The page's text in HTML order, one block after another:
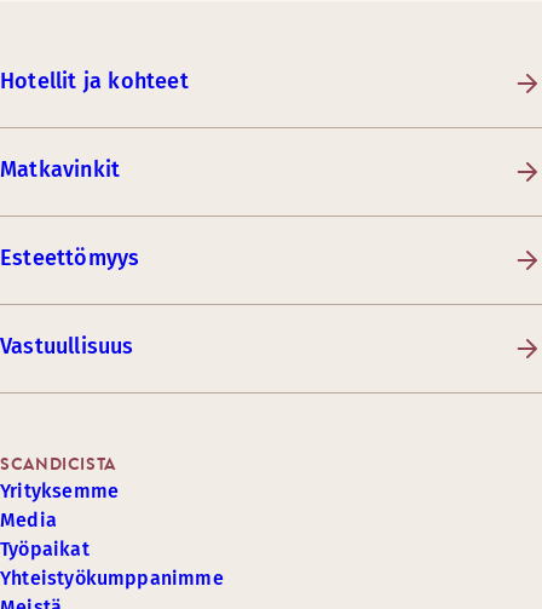
Hotellit ja kohteet
Matkavinkit
Esteettömyys
Vastuullisuus
SCANDICISTA
Yrityksemme
Media
Työpaikat
Yhteistyökumppanimme